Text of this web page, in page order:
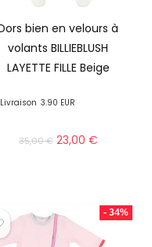
bien en velours à
volants BILLIEBLUSH
LAYETTE FILLE Beige
Livraison 3.90 EUR
35,00€ 23,00 €
- 34%